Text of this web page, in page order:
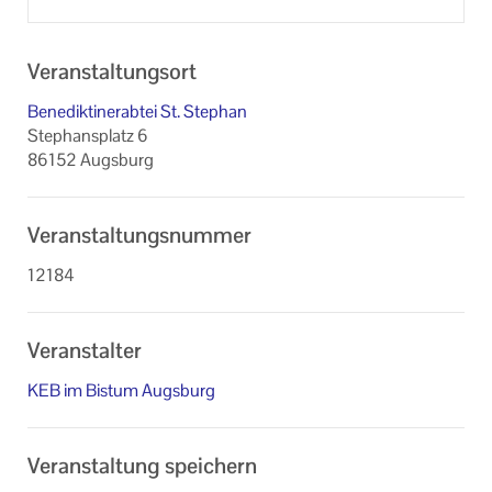
Veranstaltungsort
Benediktinerabtei St. Stephan
Stephansplatz 6
86152 Augsburg
Veranstaltungsnummer
12184
Veranstalter
KEB im Bistum Augsburg
Veranstaltung speichern